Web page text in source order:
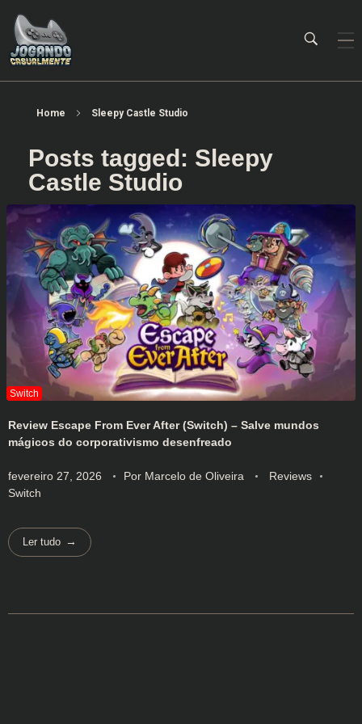
Home Sleepy Castle Studio
Posts tagged: Sleepy
Castle Studio
Review Escape From Ever After (Switch) – Salve mundos
mágicos do corporativismo desenfreado
fevereiro 27, 2026 Por Marcelo de Oliveira
Reviews
Switch
Ler tudo